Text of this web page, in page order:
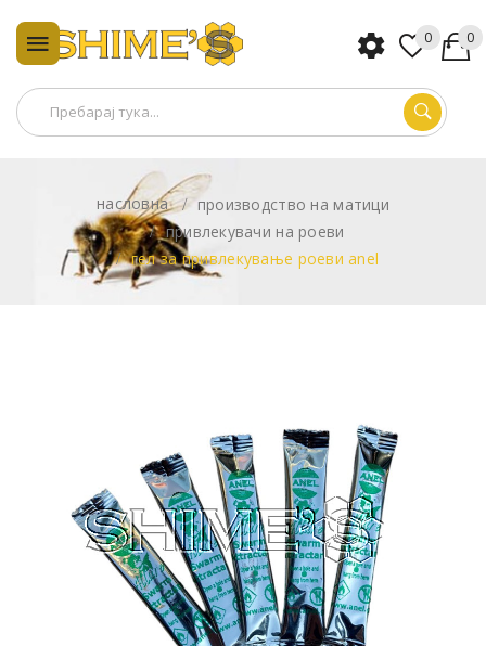
0 0
насловна
производство на матици
привлекувачи на роеви
гел за привлекување роеви anel